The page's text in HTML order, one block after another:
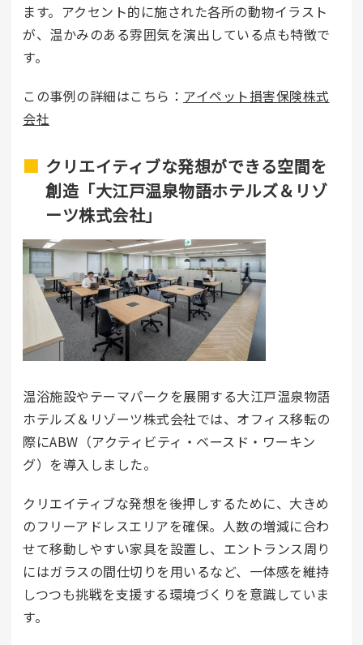
ます。アクセント的に施された各所の動物イラスト
が、温かみのある雰囲気を演出している点も特徴で
す。
この事例の詳細はこちら： アイペット損害保険株式
会社
クリエイティブな発想ができる空間を
創造「大江戸温泉物語ホテルズ＆リゾ
ーツ株式会社」
温浴施設やテーマパークを展開する大江戸温泉物語
ホテルズ＆リゾーツ株式会社では、オフィス移転の
際にABW（アクティビティ・ベースド・ワーキン
グ）を導入しました。
クリエイティブな発想を後押しするために、大きめ
のフリーアドレスエリアを確保。人数の増減に合わ
せて移動しやすい家具を設置し、エントランス周り
にはガラスの間仕切りを用いるなど、一体感を維持
しつつも挑戦を支援する環境づくりを意識していま
す。